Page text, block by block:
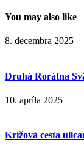
You may also like
8. decembra 2025
Druhá Rorátna
10. apríla 2025
Krížová cesta